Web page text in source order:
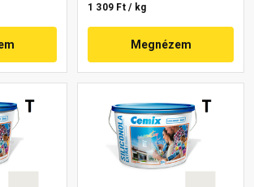
1 309 Ft / kg
Megnézem